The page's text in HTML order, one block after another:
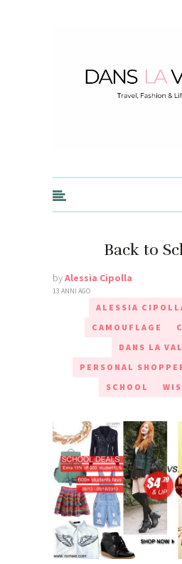
Back to
byAlessia Cipolla
13 ANNI AGO
ALESSIA
CAMOUFLAGE
DANS LA
PERSONAL
SCHOOL